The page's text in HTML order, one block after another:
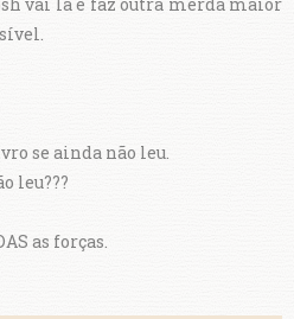
se ainda não leu.
leu???
as forças.